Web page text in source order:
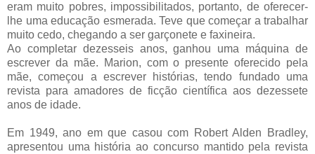
eram muito pobres, impossibilitados, portanto, de oferecer-
lhe uma educação esmerada. Teve que começar a trabalhar
muito cedo, chegando a ser garçonete e faxineira.
Ao completar dezesseis anos, ganhou uma máquina de
escrever da mãe. Marion, com o presente oferecido pela
mãe, começou a escrever histórias, tendo fundado uma
revista para amadores de ficção científica aos dezessete
anos de idade.
Em 1949, ano em que casou com Robert Alden Bradley,
apresentou uma história ao concurso mantido pela revista